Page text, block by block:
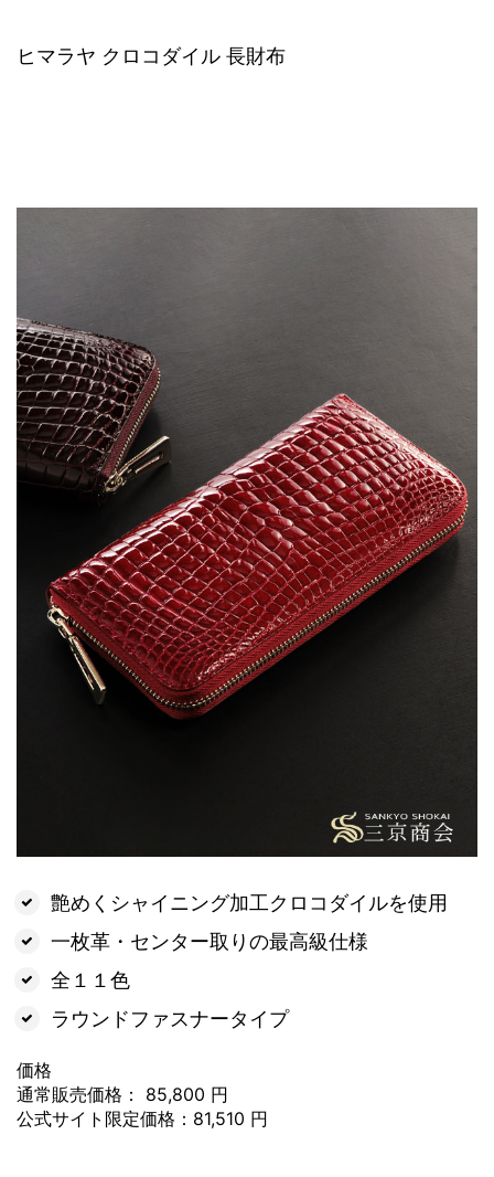
ヒマラヤ クロコダイル 長財布
艶めくシャイニング加工クロコダイルを使用
一枚革・センター取りの最高級仕様
全１１色
ラウンドファスナータイプ
価格
通常販売価格： 85,800 円
公式サイト限定価格：81,510 円